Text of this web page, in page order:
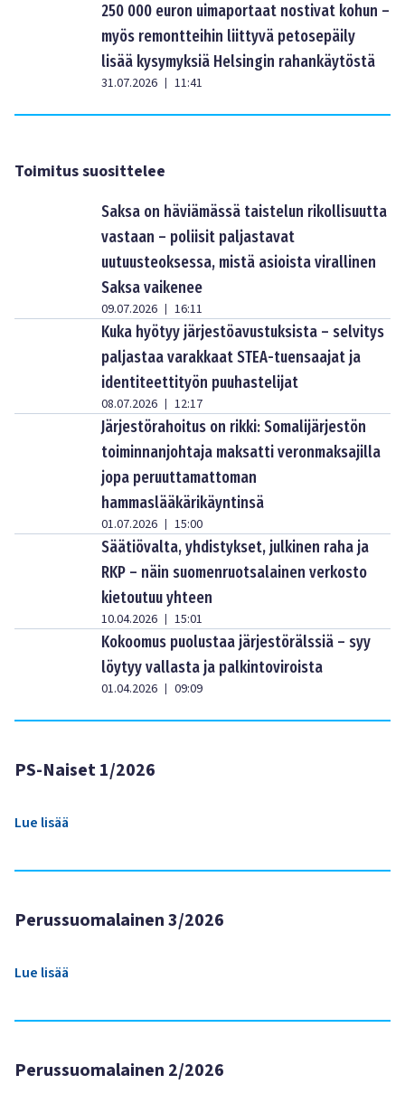
250 000 euron uimaportaat nostivat kohun –
myös remontteihin liittyvä petosepäily
lisää kysymyksiä Helsingin rahankäytöstä
31.07.2026 | 11:41
Toimitus suosittelee
Saksa on häviämässä taistelun rikollisuutta
vastaan – poliisit paljastavat
uutuusteoksessa, mistä asioista virallinen
Saksa vaikenee
09.07.2026 | 16:11
Kuka hyötyy järjestöavustuksista – selvitys
paljastaa varakkaat STEA-tuensaajat ja
identiteettityön puuhastelijat
08.07.2026 | 12:17
Järjestörahoitus on rikki: Somalijärjestön
toiminnanjohtaja maksatti veronmaksajilla
jopa peruuttamattoman
hammaslääkärikäyntinsä
01.07.2026 | 15:00
Säätiövalta, yhdistykset, julkinen raha ja
RKP – näin suomenruotsalainen verkosto
kietoutuu yhteen
10.04.2026 | 15:01
Kokoomus puolustaa järjestörälssiä – syy
löytyy vallasta ja palkintoviroista
01.04.2026 | 09:09
PS-Naiset 1/2026
Lue lisää
Perussuomalainen 3/2026
Lue lisää
Perussuomalainen 2/2026